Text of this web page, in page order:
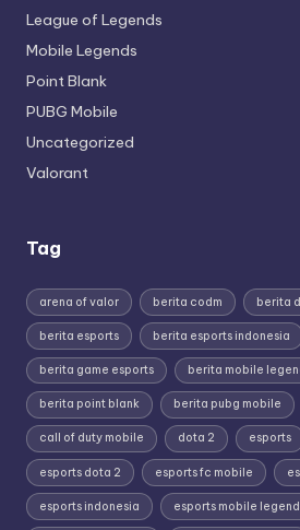
League of Legends
Mobile Legends
Point Blank
PUBG Mobile
Uncategorized
Valorant
Tag
arena of valor berita codm berita
berita esports berita esports indonesia
berita game esports berita mobile
berita point blank berita pubg mobile
call of duty mobile dota 2 esports
esports dota 2 esports fc mobile
esports indonesia esports mobile